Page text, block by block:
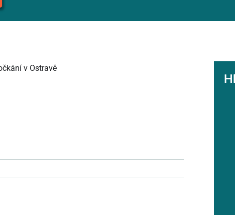
v Ostravě